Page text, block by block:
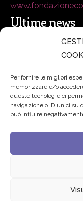
Per fornire le migliori
memorizzare e/o
queste tecnologie ci
navigazione o ID unici su
può influire
Ultime news
secsolutionforum
Padre Benanti:
algoritmi del
Edvance – Digital